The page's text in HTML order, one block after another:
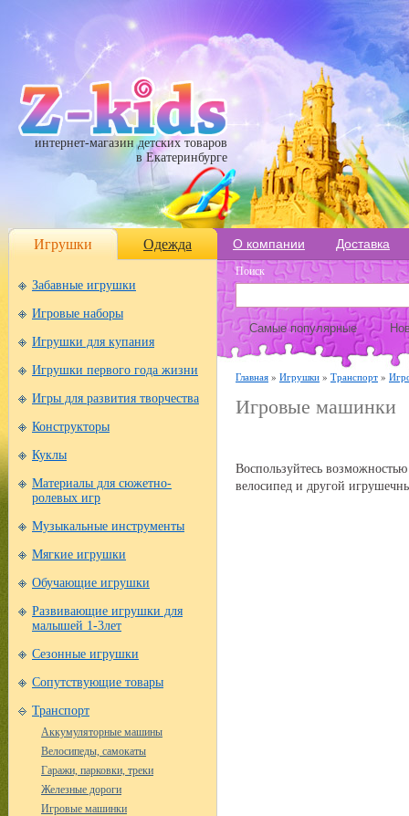
интернет-магазин детских товаров
в Екатеринбурге
Игрушки Одежда О компании Доставка
Забавные игрушки
Игровые наборы
Игрушки для купания
Игрушки первого года жизни
Игры для развития творчества
Конструкторы
Куклы
Материалы для сюжетно-
ролевых игр
Музыкальные инструменты
Мягкие игрушки
Обучающие игрушки
Развивающие игрушки для
малышей 1-3лет
Сезонные игрушки
Сопутствующие товары
Транспорт
Аккумуляторные машины
Велосипеды, самокаты
Гаражи, парковки, треки
Железные дороги
Игровые машинки
Поиск
Самые популярные
Главная » Игрушки » Транспорт »
Игровые машинки
Воспользуйтесь
велосипед и другой